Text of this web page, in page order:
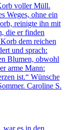
voller Müll.
Weges, ohne ein
reinigte ihn mit
die er finden
dem reichen
und sprach:
Blumen, obwohl
arme Mann:
ist.“ Wünsche
Caroline S.
war es in den